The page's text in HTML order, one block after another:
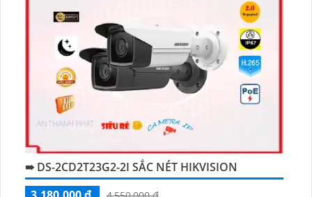
➠ DS-2CD2T23G2-2I SẮC NÉT HIKVISION